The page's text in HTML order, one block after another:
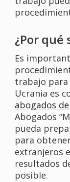
¿Por qué
Es
trabajo
Ucrania es
abogados
Abogados
pueda
para
extranjeros
resultados
posible.